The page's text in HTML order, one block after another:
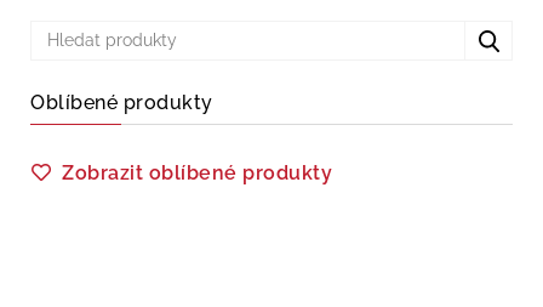
Oblíbené produkty
Zobrazit oblíbené produkty